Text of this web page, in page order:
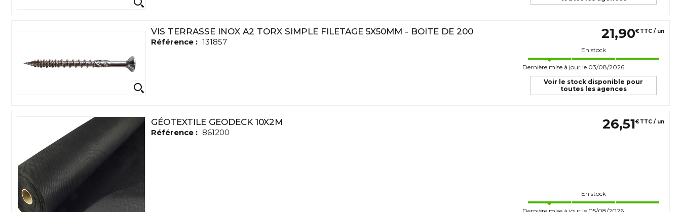
VIS TERRASSE INOX A2 TORX SIMPLE FILETAGE 5X50MM - BOITE DE 200
Référence : 131857
21,90€TTC / un
En stock
Dernière mise à jour le 03/08/2026
Voir le stock disponible pour
toutes les agences
GÉOTEXTILE GEODECK 10X2M
Référence : 861200
26,51€TTC / un
En stock